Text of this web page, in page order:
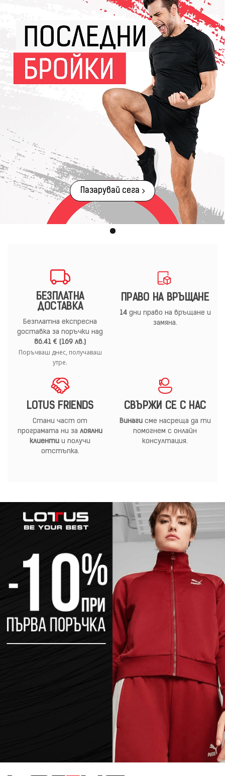
Пазарувай сега
БЕЗПЛАТНА
ДОСТАВКА
Безплатна експресна
доставка за поръчки над
86.41 € (169 лв.)
Поръчваш днес, получаваш
утре.
ПРАВО НА ВРЪЩАНЕ
14дни право на връщане и
замяна.
LOTUS FRIENDS
Стани част от
програмата ни за лоялни
клиенти и получи
отстъпка.
СВЪРЖИ СЕ С НАС
Винагисме насреща да ти
помогнем с онлайн
консултация.